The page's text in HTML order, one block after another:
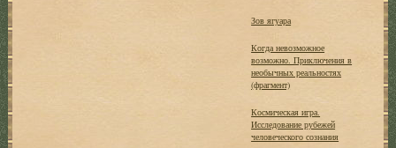
Зов ягуара
Когда невозможное
возможно. Приключения в
необычных реальностях
(фрагмент)
Космическая игра.
Исследование рубежей
человеческого сознания